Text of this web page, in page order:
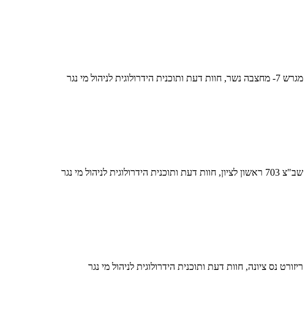
מגרש 7- מחצבה נשר, חוות דעת ותוכנית הידרולוגית לניהול מי נגר
שב"צ 703 ראשון לציון, חוות דעת ותוכנית הידרולוגית לניהול מי נגר
ריזורט נס ציונה, חוות דעת ותוכנית הידרולוגית לניהול מי נגר